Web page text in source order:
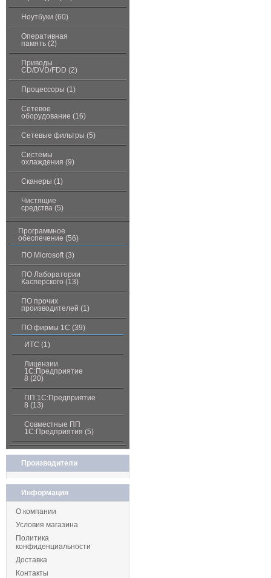
Ноутбуки (60)
Оперативная
память (2)
Приводы
CD/DVD/FDD (2)
Процессоры (1)
Сетевое
оборудование (16)
Сетевые фильтры (5)
Системы
охлаждения (9)
Сканеры (1)
Чистящие
средства (5)
Программное
обеспечение (56)
ПО Microsoft (3)
ПО Лаборатории
Касперского (13)
ПО прочих
производителей (1)
ПО фирмы 1С (39)
ИТС (1)
Лицензии
1С:Предприятие
8 (20)
ПП 1С:Предприятие
8 (13)
Совместные ПП
1С:Предприятия (5)
Производители
Информация
О компании
Условия магазина
Политика
конфиденциальности
Доставка
Контакты